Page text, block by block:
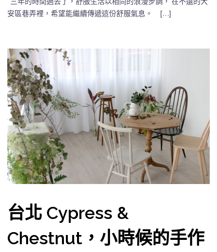
安區巷弄裡，希望能繼續傳遞這份舒服氣息。 […]
台北 Cypress &
Chestnut，小時候的手作